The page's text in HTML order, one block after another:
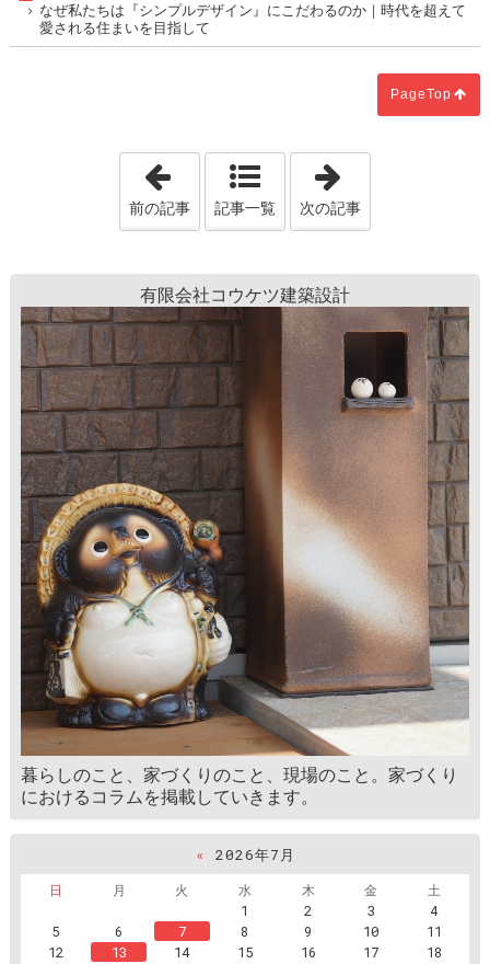
なぜ私たちは『シンプルデザイン』にこだわるのか｜時代を超えて
愛される住まいを目指して
PageTop
「建築費・土地価格・住宅ローン...家
前の記事 記事一覧 次の記事
有限会社コウケツ建築設計
暮らしのこと、家づくりのこと、現場のこと。家づくり
におけるコラムを掲載していきます。
« 2026年7月
日
月 火 水 木 金
土
1
2 3
4
5
6 7 8 9 10
11
12
13 14 15 16 17
18